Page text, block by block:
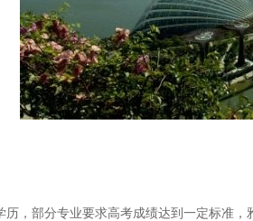
，部分专业要求高考成绩达到一定标准